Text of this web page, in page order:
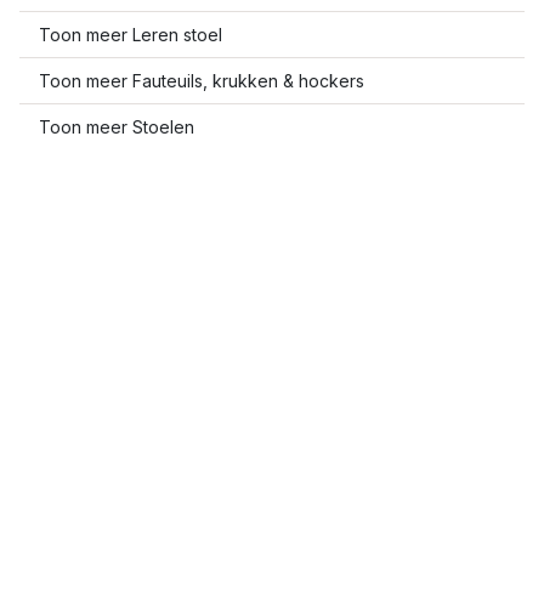
Toon meer Leren stoel
Toon meer Fauteuils, krukken & hockers
Toon meer Stoelen